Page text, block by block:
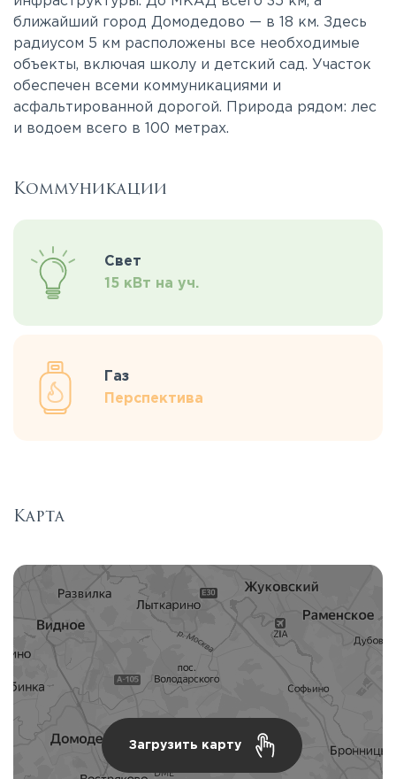
ближайший город Домодедово — в 18 км. Здесь
радиусом 5 км расположены все необходимые
объекты, включая школу и детский сад. Участок
обеспечен всеми коммуникациями и
асфальтированной дорогой. Природа рядом: лес
и водоем всего в 100 метрах.
Коммуникации
Свет
15 кВт на уч.
Газ
Перспектива
Карта
Загрузить карту